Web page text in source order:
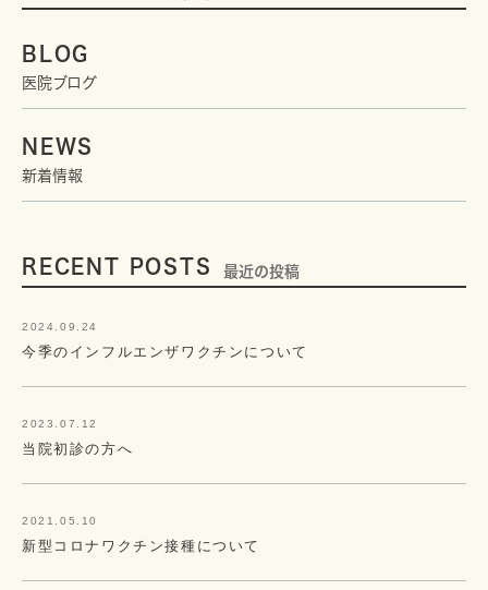
BLOG
医院ブログ
NEWS
新着情報
RECENT POSTS 最近の投稿
2024.09.24
今季のインフルエンザワクチンについて
2023.07.12
当院初診の方へ
2021.05.10
新型コロナワクチン接種について